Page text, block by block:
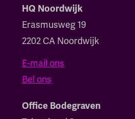
HQ Noordwijk
Erasmusweg 19
2202 CA Noordwijk
E-mail ons
Bel ons
Office Bodegraven